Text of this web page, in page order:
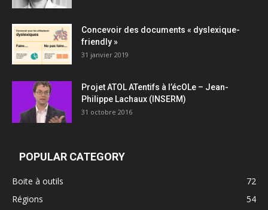
Concevoir des documents « dyslexique-
friendly »
31 janvier 2019
Projet ATOL ATentifs à l’écOLe – Jean-
Philippe Lachaux (INSERM)
31 octobre 2016
POPULAR CATEGORY
Boite à outils
72
Régions
54